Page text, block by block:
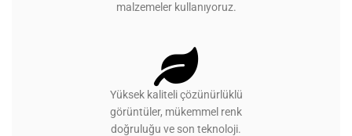
malzemeler kullanıyoruz.
Yüksek kaliteli çözünürlüklü
görüntüler, mükemmel renk
doğruluğu ve son teknoloji.